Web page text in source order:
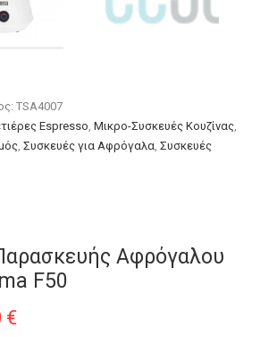
TSA4007
Espresso,Μικρο-Συσκευές Κουζίνας,
,Συσκευές για Αφρόγαλα,Συσκευές
Αφρόγαλου
F50
€Η